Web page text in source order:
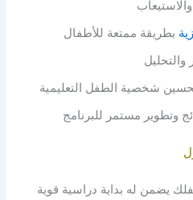
بطريقة ممتعة للأطفال
والتحليل
شخصية الطفل التعليمية
وتطوير مستمر للبرنامج
يضمن له بداية دراسية قوية